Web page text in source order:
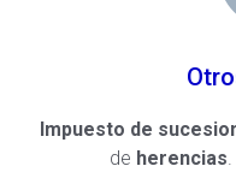
Impuesto de
de herencias